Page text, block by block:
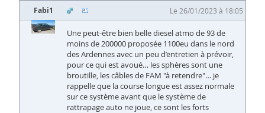
Fabi1
Le 26/01/2023 à 18:05
Une peut-être bien belle diesel atmo de 93 de
moins de 200000 proposée 1100eu dans le nord
des Ardennes avec un peu d’entretien à prévoir,
pour ce qui est avoué… les sphères sont une
broutille, les câbles de FAM "à retendre"… je
rappelle que la course longue est assez normale
sur ce système avant que le système de
rattrapage auto ne joue, ce sont les forts